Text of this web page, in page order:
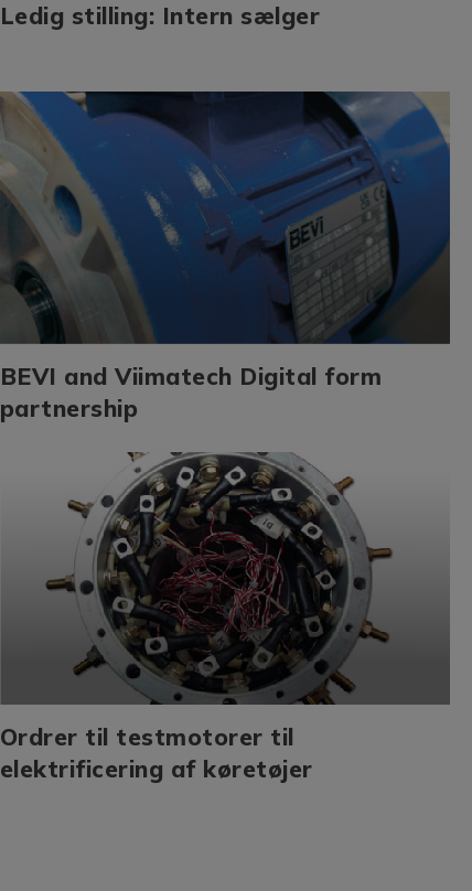
Ledig stilling: Intern sælger
BEVI and Viimatech Digital form
partnership
Ordrer til testmotorer til
elektrificering af køretøjer